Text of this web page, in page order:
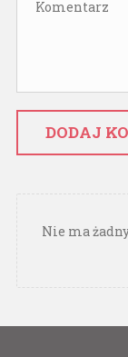
DODAJ
Nie ma